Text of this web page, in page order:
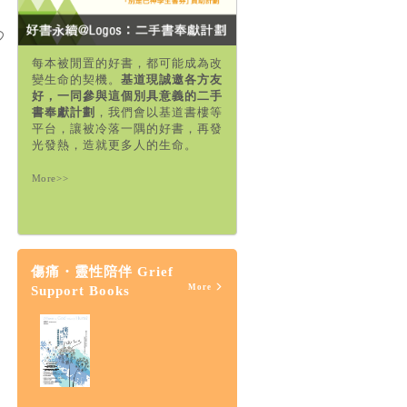
每本被閒置的好書，都可能成為改
變生命的契機。 基道現誠邀各方友
好，一同參與這個別具意義的二手
書奉獻計劃 ，我們會以基道書樓等
平台，讓被冷落一隅的好書，再發
光發熱，造就更多人的生命。
More>>
傷痛・靈性陪伴 Grief
Support Books
More